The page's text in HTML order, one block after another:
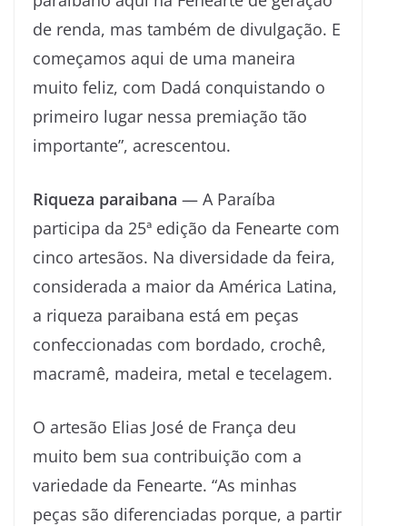
de renda, mas também de divulgação. E
começamos aqui de uma maneira
muito feliz, com Dadá conquistando o
primeiro lugar nessa premiação tão
importante”, acrescentou.
Riqueza paraibana — A Paraíba
participa da 25ª edição da Fenearte com
cinco artesãos. Na diversidade da feira,
considerada a maior da América Latina,
a riqueza paraibana está em peças
confeccionadas com bordado, crochê,
macramê, madeira, metal e tecelagem.
O artesão Elias José de França deu
muito bem sua contribuição com a
variedade da Fenearte. “As minhas
peças são diferenciadas porque, a partir